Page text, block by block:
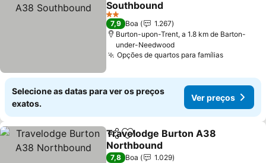
Southbound
2 Estrelas
7,9 Boa
1.267
Burton-upon-Trent, a 1.8 km de Barton-
under-Needwood
Opções de quartos para famílias
Selecione as datas para ver os preços
exatos.
Ver preços
PartilharAdicionar aos favoritos
Travelodge Burton A38
Northbound
7,8 Boa
1.029